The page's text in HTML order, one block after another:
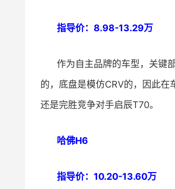
指导价：8.98-13.29万
作为自主品牌的车型，关键
的，底盘是模仿CRV的，因此
还是完胜竞争对手启辰T70。
哈佛H6
指导价：10.20-13.60万